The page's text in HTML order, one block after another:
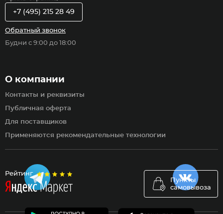
Рейтинг
Пункты
самовывоза
О компании
Контакты и реквизиты
Публичная оферта
Для поставщиков
Применяются рекомендательные технологии
+7 (495) 215 28 49
Обратный звонок
Будни с 9:00 до 18:00